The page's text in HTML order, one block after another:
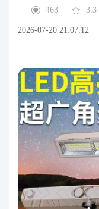
463
3.3
2026-07-20 21:07:12